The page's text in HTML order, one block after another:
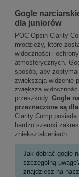
Gogle
dla juniorów
POC Opsin Clarity
młodzieży, które
widoczności i
atmosferycznych.
sposób, aby
zwiększają widzenie
zwiększa
przeszkody. Gogle
przeznaczone są
Clarity Comp
bardzo szeroki
zniekształceniach.
Jak dobrać gogle
szczególną
znajdziesz na